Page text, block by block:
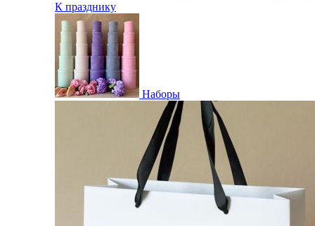
К празднику
Наборы